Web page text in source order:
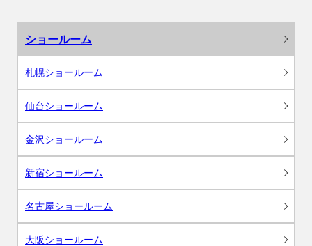
ショールーム
札幌ショールーム
仙台ショールーム
金沢ショールーム
新宿ショールーム
名古屋ショールーム
大阪ショールーム